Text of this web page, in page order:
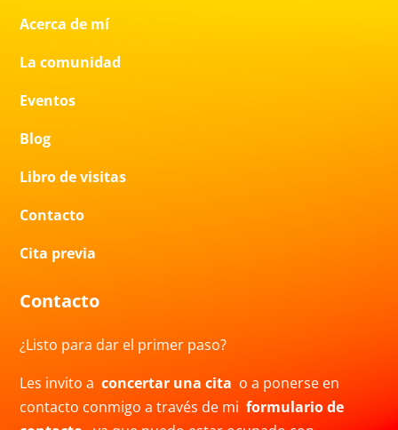
Acerca de mí
La comunidad
Eventos
Blog
Libro de visitas
Contacto
Cita previa
Contacto
¿Listo para dar el primer paso?
Les invito aconcertar una cita o a ponerse en
contacto conmigo a través de miformulario de